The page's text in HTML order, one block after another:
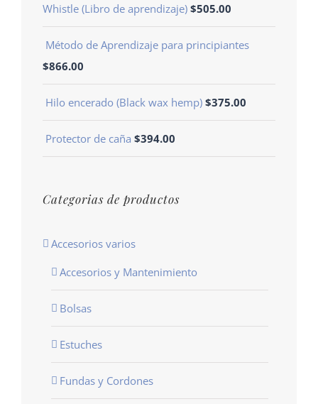
Whistle (Libro de aprendizaje) $505.00
Método de Aprendizaje para principiantes
$866.00
Hilo encerado (Black wax hemp) $375.00
Protector de caña $394.00
Categorias de productos
Accesorios varios
Accesorios y Mantenimiento
Bolsas
Estuches
Fundas y Cordones